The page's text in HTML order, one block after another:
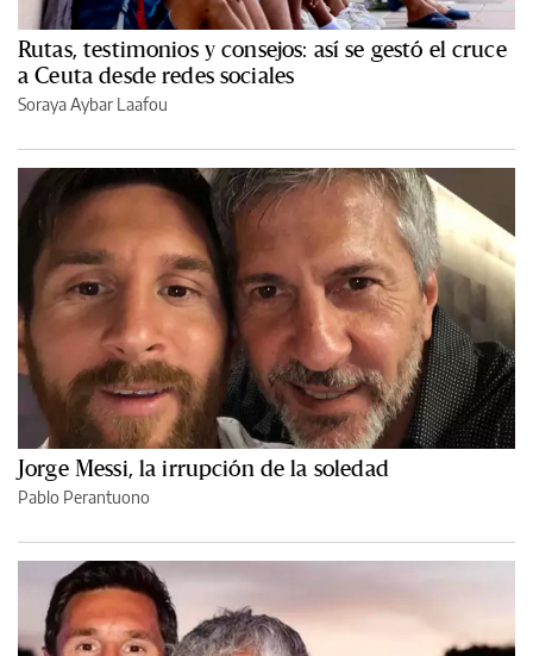
Rutas, testimonios y consejos: así se gestó el cruce
a Ceuta desde redes sociales
Soraya Aybar Laafou
Jorge Messi, la irrupción de la soledad
Pablo Perantuono